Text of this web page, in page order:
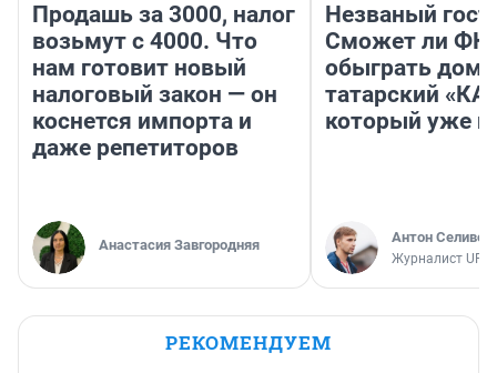
Продашь за 3000, налог
возьмут с 4000. Что
нам готовит новый
налоговый закон — он
коснется импорта и
даже репетиторов
Анастасия Завгородняя
Незваный
Сможет ли ФК
обыграть дома
татарский
который уже
Антон
Журналист
РЕКОМЕНДУЕМ